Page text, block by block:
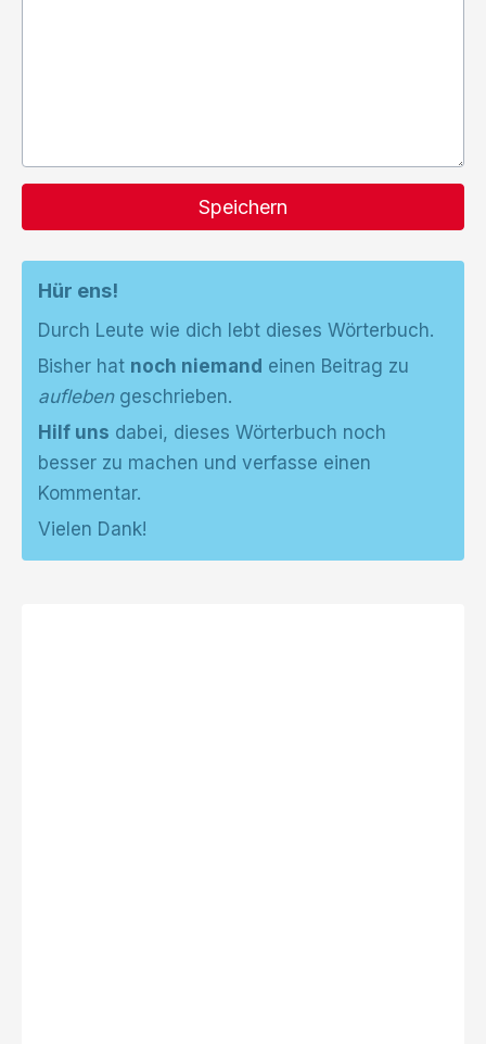
Speichern
Hür ens!
Durch Leute wie dich lebt dieses Wörterbuch.
Bisher hat noch niemand einen Beitrag zu
auflebengeschrieben.
Hilf uns dabei, dieses Wörterbuch noch
besser zu machen und verfasse einen
Kommentar.
Vielen Dank!